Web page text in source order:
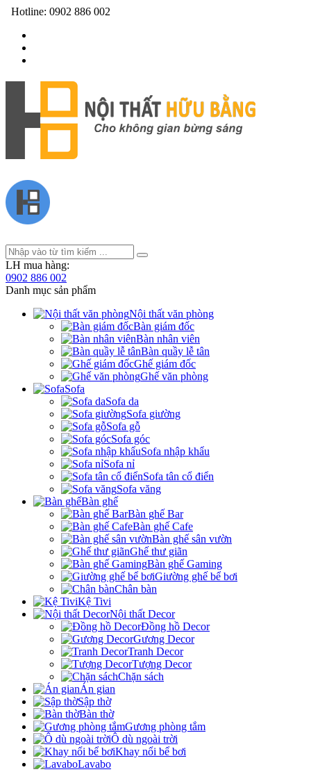
Hotline: 0902 886 002
LH mua hàng:
0902 886 002
Danh mục sản phẩm
Nội thất văn phòng
Bàn giám đốc
Bàn nhân viên
Bàn quầy lễ tân
Ghế giám đốc
Ghế văn phòng
Sofa
Sofa da
Sofa giường
Sofa gỗ
Sofa góc
Sofa nhập khẩu
Sofa nỉ
Sofa tân cổ điển
Sofa văng
Bàn ghế
Bàn ghế Bar
Bàn ghế Cafe
Bàn ghế sân vườn
Ghế thư giãn
Bàn ghế Gaming
Giường ghế bể bơi
Chân bàn
Kệ Tivi
Nội thất Decor
Đồng hồ Decor
Gương Decor
Tranh Decor
Tượng Decor
Chặn sách
Án gian
Sập thờ
Bàn thờ
Gương phòng tắm
Ô dù ngoài trời
Khay nổi bể bơi
Lavabo